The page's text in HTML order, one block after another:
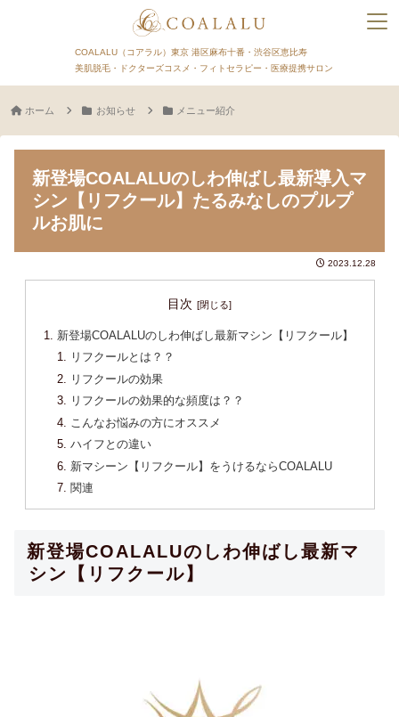
COALALU（コアラル）東京 港区麻布十番・渋谷区恵比寿
美肌脱毛・ドクターズコスメ・フィトセラピー・医療提携サロン
ホーム お知らせ メニュー紹介
新登場COALALUのしわ伸ばし最新導入マ
シン【リフクール】たるみなしのプルプ
ルお肌に
2023.12.28
目次
新登場COALALUのしわ伸ばし最新マシン【リフクール】
リフクールとは？？
リフクールの効果
リフクールの効果的な頻度は？？
こんなお悩みの方にオススメ
ハイフとの違い
新マシーン【リフクール】をうけるならCOALALU
関連
新登場COALALUのしわ伸ばし最新マ
シン【リフクール】